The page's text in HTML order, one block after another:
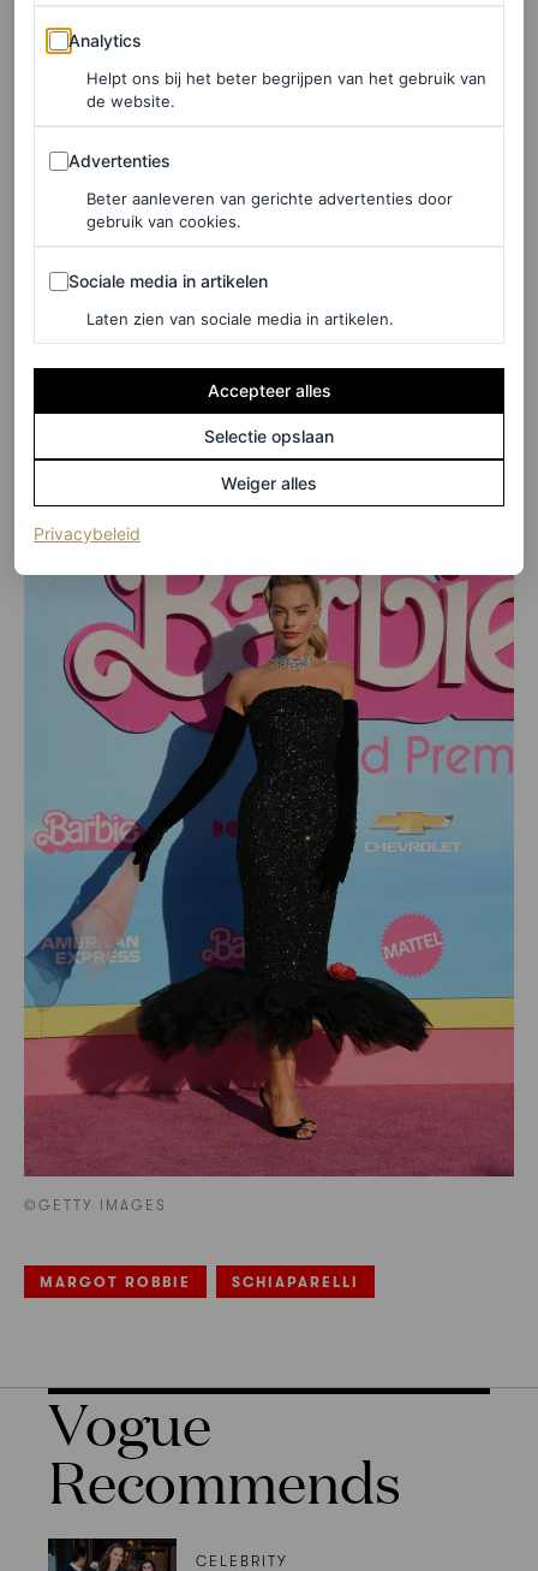
Schiffer op de catwalk. Of detwee Versace-looks die
refereren aan echte Barbies uit de jaren 80
Robbie haar Barbie-esthetiek te combineren met haar
liefde voor Bottega Veneta in eendenim-leren broek van
het modehuis.
Na het zien van de perstour vol waanzinnige
string) hebben we nóg meer zin gekregen in de film. Is
©GETTY IMAGES
MARGOT ROBBIE SCHIAPARELLI
Vogue
Recommends
CELEBRITY
Analytics
Analytics
Helpt ons bij het beter begrijpen van het gebruik van
de website.
Advertenties
Advertenties
Beter aanleveren van gerichte advertenties door
gebruik van cookies.
Sociale media in artikelen
Sociale media in artikelen
Laten zien van sociale media in artikelen.
Accepteer alles
Selectie opslaan
Weiger alles
Privacybeleid